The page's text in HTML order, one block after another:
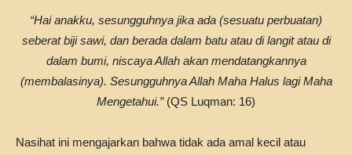
“Hai anakku, sesungguhnya jika ada (sesuatu perbuatan)
seberat biji sawi, dan berada dalam batu atau di langit atau di
dalam bumi, niscaya Allah akan mendatangkannya
(membalasinya). Sesungguhnya Allah Maha Halus lagi Maha
Mengetahui.”(QS Luqman: 16)
Nasihat ini mengajarkan bahwa tidak ada amal kecil atau